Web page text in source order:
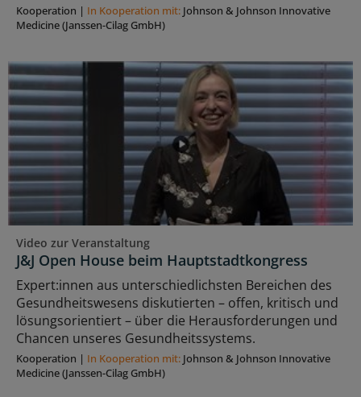
Kooperation | In Kooperation mit: Johnson & Johnson Innovative
Medicine (Janssen-Cilag GmbH)
Video zur Veranstaltung
J&J Open House beim Hauptstadtkongress
Expert:innen aus unterschiedlichsten Bereichen des
Gesundheitswesens diskutierten – offen, kritisch und
lösungsorientiert – über die Herausforderungen und
Chancen unseres Gesundheitssystems.
Kooperation | In Kooperation mit: Johnson & Johnson Innovative
Medicine (Janssen-Cilag GmbH)